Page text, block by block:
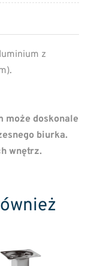
z
może doskonale
biurka.
wnętrz.